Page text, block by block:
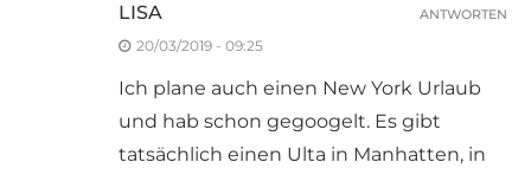
LISA
20/03/2019 - 09:25
Ich plane auch einen New York Urlaub
und hab schon gegoogelt. Es gibt
tatsächlich einen Ulta in Manhatten, in
ANTWORTEN